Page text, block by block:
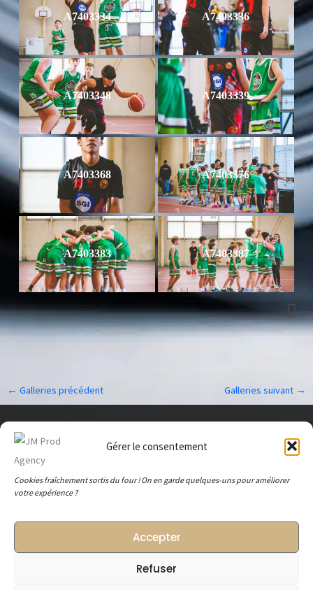
Gérer le consentement
Cookies fraîchement sortis du four ! On en garde quelques-uns pour améliorer
votre expérience ?
Accepter
Refuser
A7403334 A7403336
A7403348 A7403339
A7403368 A7403376
A7403383 A7403387
← Galleries précédent Galleries suivant →
C.G.V.